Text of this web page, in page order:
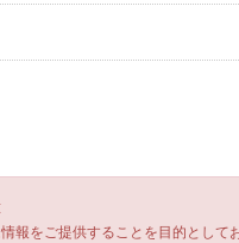
報をご提供することを目的とし